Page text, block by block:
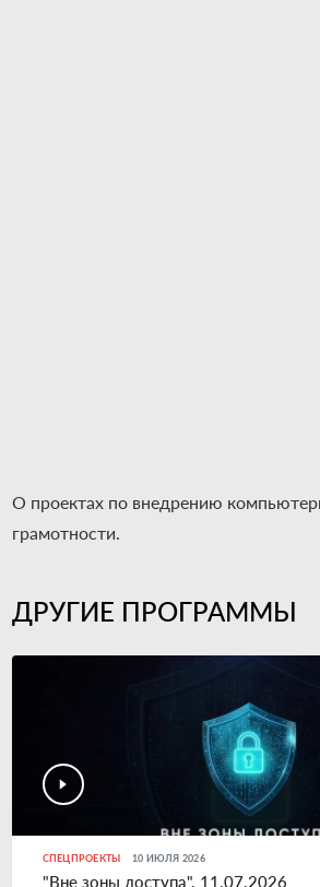
О проектах по внедрению
грамотности.
ДРУГИЕ ПРОГРАММЫ
СПЕЦПРОЕКТЫ 10 ИЮЛЯ 2026
"Вне зоны доступа". 11.07.2026